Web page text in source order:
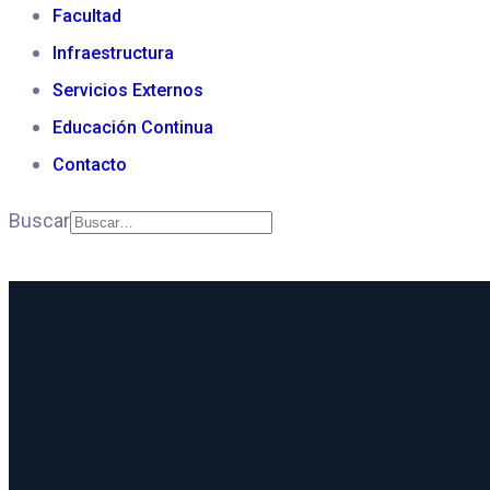
Facultad
Infraestructura
Servicios Externos
Educación Continua
Contacto
Buscar
FITECMA